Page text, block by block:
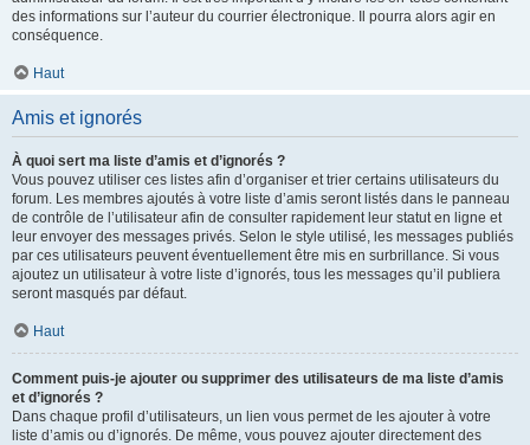
des informations sur l’auteur du courrier électronique. Il pourra alors agir en
conséquence.
Haut
Amis et ignorés
À quoi sert ma liste d’amis et d’ignorés ?
Vous pouvez utiliser ces listes afin d’organiser et trier certains utilisateurs du
forum. Les membres ajoutés à votre liste d’amis seront listés dans le panneau
de contrôle de l’utilisateur afin de consulter rapidement leur statut en ligne et
leur envoyer des messages privés. Selon le style utilisé, les messages publiés
par ces utilisateurs peuvent éventuellement être mis en surbrillance. Si vous
ajoutez un utilisateur à votre liste d’ignorés, tous les messages qu’il publiera
seront masqués par défaut.
Haut
Comment puis-je ajouter ou supprimer des utilisateurs de ma liste d’amis
et d’ignorés ?
Dans chaque profil d’utilisateurs, un lien vous permet de les ajouter à votre
liste d’amis ou d’ignorés. De même, vous pouvez ajouter directement des